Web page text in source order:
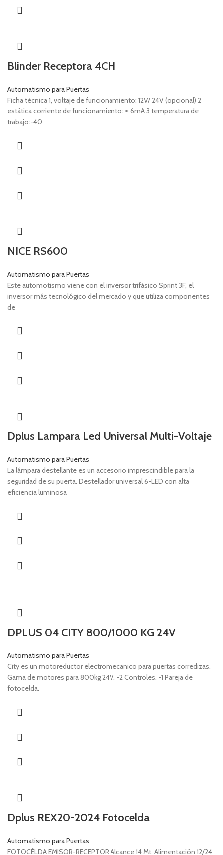
Blinder Receptora 4CH
Automatismo para Puertas
Ficha técnica 1, voltaje de funcionamiento: 12V/ 24V (opcional) 2
estática corriente de funcionamiento: ≤ 6mA 3 temperatura de
trabajo:-40
NICE RS600
Automatismo para Puertas
Este automotismo viene con el inversor trifásico Sprint 3F, el
inversor más tecnológico del mercado y que utiliza componentes
de
Dplus Lampara Led Universal Multi-Voltaje
Automatismo para Puertas
La lámpara destellante es un accesorio imprescindible para la
seguridad de su puerta. Destellador universal 6-LED con alta
eficiencia luminosa
DPLUS 04 CITY 800/1000 KG 24V
Automatismo para Puertas
City es un motoreductor electromecanico para puertas corredizas.
Gama de motores para 800kg 24V. -2 Controles. -1 Pareja de
fotocelda.
Dplus REX20-2024 Fotocelda
Automatismo para Puertas
FOTOCÉLDA EMISOR-RECEPTOR Alcance 14 Mt. Alimentación 12/24